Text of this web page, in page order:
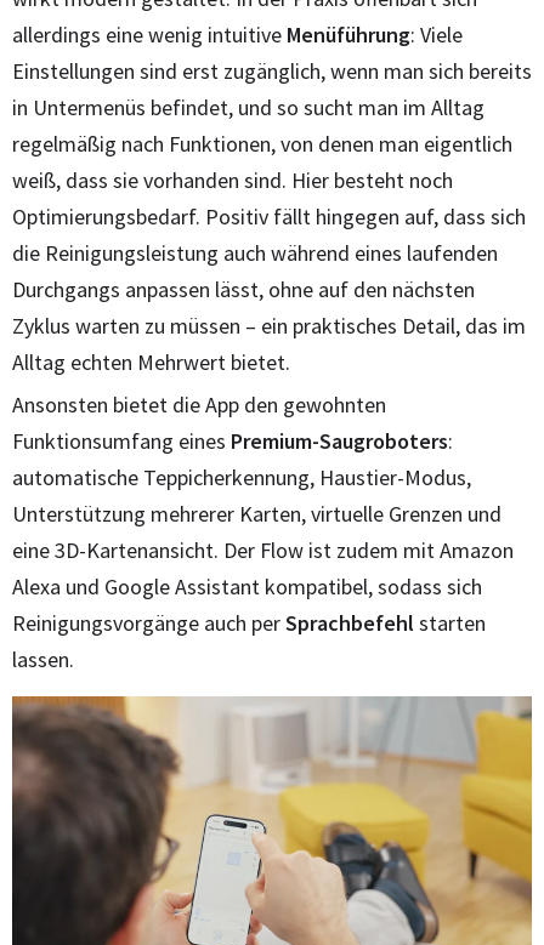
allerdings eine wenig intuitive Menüführung: Viele
Einstellungen sind erst zugänglich, wenn man sich bereits
in Untermenüs befindet, und so sucht man im Alltag
regelmäßig nach Funktionen, von denen man eigentlich
weiß, dass sie vorhanden sind. Hier besteht noch
Optimierungsbedarf. Positiv fällt hingegen auf, dass sich
die Reinigungsleistung auch während eines laufenden
Durchgangs anpassen lässt, ohne auf den nächsten
Zyklus warten zu müssen – ein praktisches Detail, das im
Alltag echten Mehrwert bietet.
Ansonsten bietet die App den gewohnten
Funktionsumfang eines Premium-Saugroboters:
automatische Teppicherkennung, Haustier-Modus,
Unterstützung mehrerer Karten, virtuelle Grenzen und
eine 3D-Kartenansicht. Der Flow ist zudem mit Amazon
Alexa und Google Assistant kompatibel, sodass sich
Reinigungsvorgänge auch perSprachbefehl starten
lassen.